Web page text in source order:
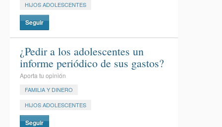
HIJOS ADOLESCENTES
Seguir
¿Pedir a los adolescentes un
informe periódico de sus gastos?
Aporta tu opinión
FAMILIA Y DINERO
HIJOS ADOLESCENTES
Seguir